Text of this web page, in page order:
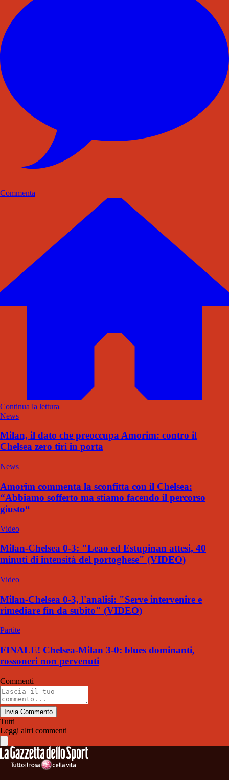
Commenta
Continua la lettura
News
Milan, il dato che preoccupa Amorim: contro il
Chelsea zero tiri in porta
News
Amorim commenta la sconfitta con il Chelsea:
“Abbiamo sofferto ma stiamo facendo il percorso
giusto“
Video
Milan-Chelsea 0-3: "Leao ed Estupinan attesi, 40
minuti di intensità del portoghese" (VIDEO)
Video
Milan-Chelsea 0-3, l'analisi: "Serve intervenire e
rimediare fin da subito" (VIDEO)
Partite
FINALE! Chelsea-Milan 3-0: blues dominanti,
rossoneri non pervenuti
Commenti
Invia Commento
Tutti
Leggi altri commenti